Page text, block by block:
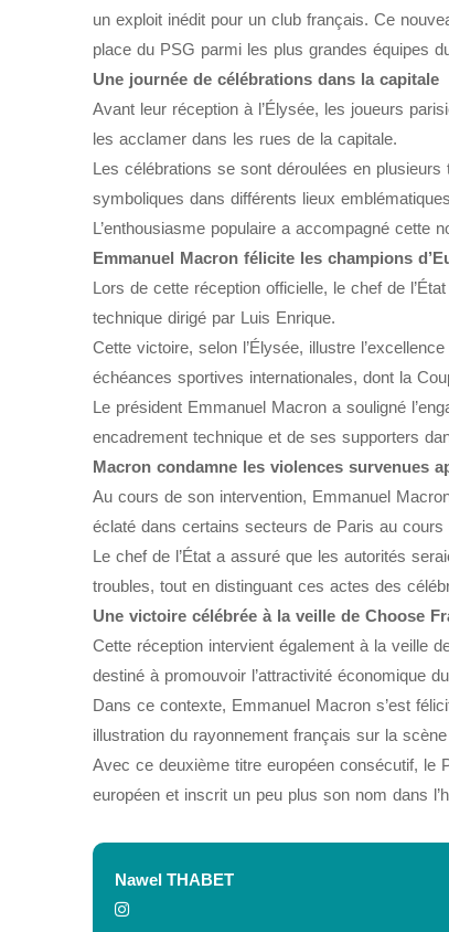
un exploit inédit pour un club français. Ce
place du PSG parmi les plus grandes équipes
Une journée de célébrations dans la capitale
Avant leur réception à l’Élysée, les joueurs
les acclamer dans les rues de la capitale.
Les célébrations se sont déroulées en
symboliques dans différents lieux
L’enthousiasme populaire a accompagné cette
Emmanuel Macron félicite les champions
Lors de cette réception officielle, le chef de
technique dirigé par Luis Enrique.
Cette victoire, selon l’Élysée, illustre
échéances sportives internationales, dont la
Le président Emmanuel Macron a souligné
encadrement technique et de ses supporters
Macron condamne les violences survenues
Au cours de son intervention, Emmanuel
éclaté dans certains secteurs de Paris au
Le chef de l’État a assuré que les autorités
troubles, tout en distinguant ces actes des
Une victoire célébrée à la veille de Choose
Cette réception intervient également à la veille
destiné à promouvoir l’attractivité économique
Dans ce contexte, Emmanuel Macron s’est
illustration du rayonnement français sur la
Avec ce deuxième titre européen consécutif, le
européen et inscrit un peu plus son nom dans
Nawel THABET